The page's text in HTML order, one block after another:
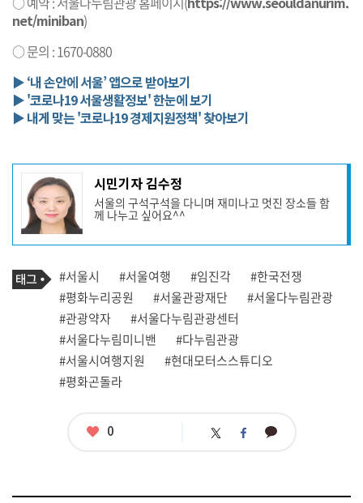
net/miniban)
○ 문의 : 1670-0880
▶ ‘내 손안에 서울’ 앱으로 받아보기
▶ '코로나19 서울생활정보' 한눈에 보기
▶ 내게 맞는 '코로나19 경제지원정책' 찾아보기
기
사
작
성
자
프
필
시민기자 김수정
서울의 구석구석을 다니며 재미나고 멋진 장소들 함
께 나누고 싶어요^^
기
사
관
련
태
그
태
그
#서울시 #서울여행 #임진각
#한국전쟁
#평화누리공원
#서울관광재단
#서울다누림관광
#관광약자
#서울다누림관광센터
#서울다누림미니밴
#다누림관광
#서울시여행지원
#현대모터스스튜디오
#평화곤돌라
좋
0 트 페 카